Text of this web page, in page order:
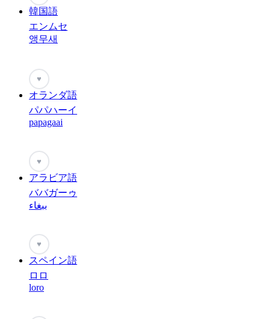
韓国語
エンムセ
앵무새
♥
オランダ語
パパハーイ
papagaai
♥
アラビア語
ババガーゥ
ببغاء
♥
スペイン語
ロロ
loro